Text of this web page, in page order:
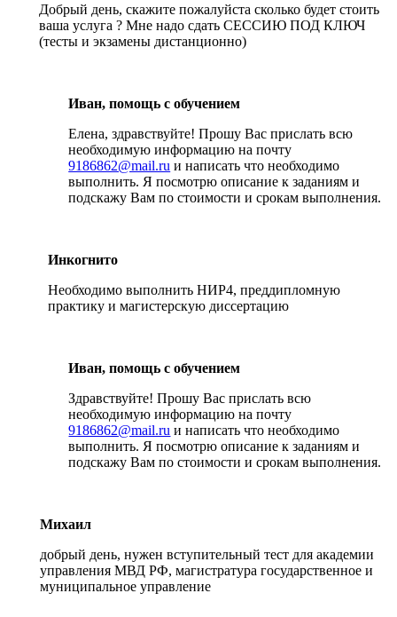
Добрый день, скажите пожалуйста сколько будет стоить
ваша услуга ? Мне надо сдать СЕССИЮ ПОД КЛЮЧ
(тесты и экзамены дистанционно)
Иван, помощь с обучением
Елена, здравствуйте! Прошу Вас прислать всю
необходимую информацию на почту
9186862@mail.ru и написать что необходимо
выполнить. Я посмотрю описание к заданиям и
подскажу Вам по стоимости и срокам выполнения.
Инкогнито
Необходимо выполнить НИР4, преддипломную
практику и магистерскую диссертацию
Иван, помощь с обучением
Здравствуйте! Прошу Вас прислать всю
необходимую информацию на почту
9186862@mail.ru и написать что необходимо
выполнить. Я посмотрю описание к заданиям и
подскажу Вам по стоимости и срокам выполнения.
Михаил
добрый день, нужен вступительный тест для академии
управления МВД РФ, магистратура государственное и
муниципальное управление